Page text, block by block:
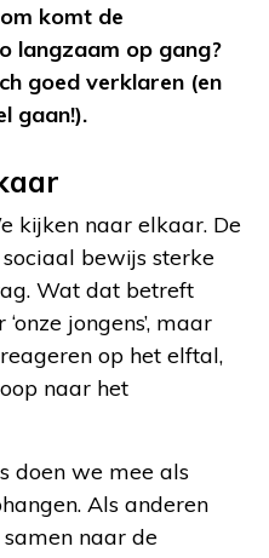
komt de
langzaam op gang?
goed verklaren (en
gaan!).
kijken naar elkaar. De
bewijs sterke
Wat dat betreft
jongens’, maar
op het elftal,
naar het
doen we mee als
Als anderen
naar de